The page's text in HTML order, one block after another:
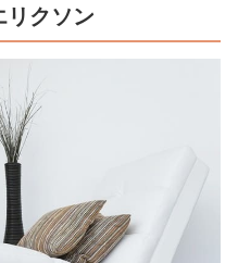
リクソン